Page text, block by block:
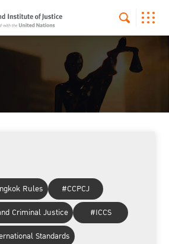
Rules
#CCPCJ
Criminal Justice
#ICCS
Standards